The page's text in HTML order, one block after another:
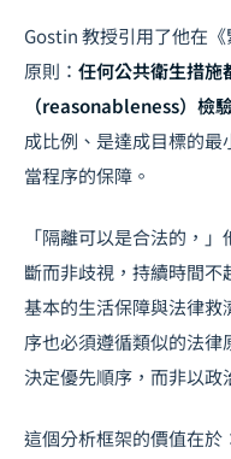
Gostin 教授引用了他在
原則： 任何公共衛生措施
（reasonableness）檢
成比例、是達成目標的
當程序的保障。
「隔離可以是合法的，
斷而非歧視，持續時間
基本的生活保障與法律
序也必須遵循類似的法
決定優先順序，而非以政
這個分析框架的價值在於